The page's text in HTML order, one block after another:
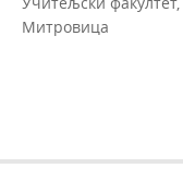
Ми­тро­ви­ца